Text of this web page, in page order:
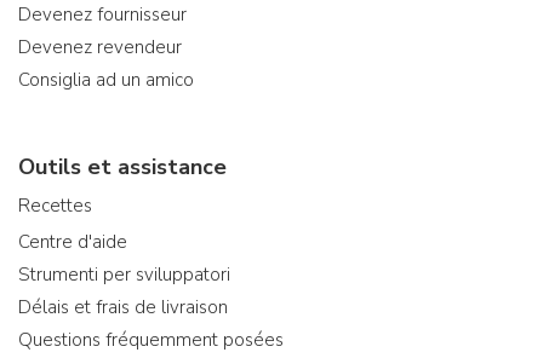
Devenez fournisseur
Devenez revendeur
Consiglia ad un amico
Outils et assistance
Recettes
Centre d'aide
Strumenti per sviluppatori
Délais et frais de livraison
Questions fréquemment posées